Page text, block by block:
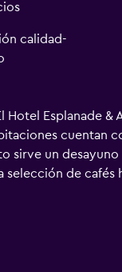
calidad-
Hotel Esplanade
cuentan
sirve un
de cafés
minutos a pie
a 1,2 km y